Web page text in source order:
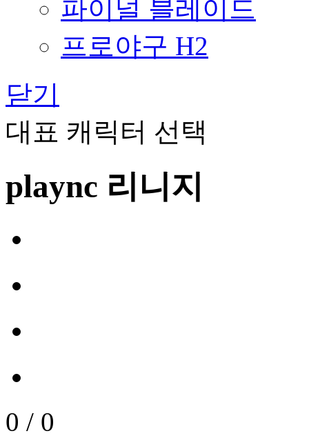
파이널 블레이드
프로야구 H2
닫기
대표 캐릭터 선택
plaync 리니지
0 / 0